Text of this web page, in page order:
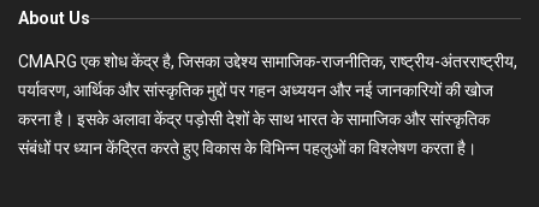
About Us
CMARG एक शोध केंद्र है, जिसका उद्देश्य सामाजिक-राजनीतिक, राष्ट्रीय-अंतरराष्ट्रीय,
पर्यावरण, आर्थिक और सांस्कृतिक मुद्दों पर गहन अध्ययन और नई जानकारियों की खोज
करना है। इसके अलावा केंद्र पड़ोसी देशों के साथ भारत के सामाजिक और सांस्कृतिक
संबंधों पर ध्यान केंद्रित करते हुए विकास के विभिन्न पहलुओं का विश्लेषण करता है।